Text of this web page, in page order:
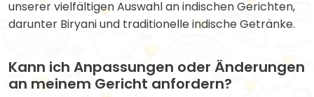
unserer vielfältigen Auswahl an indischen Gerichten,
darunter Biryani und traditionelle indische Getränke.
Kann ich Anpassungen oder Änderungen
an meinem Gericht anfordern?